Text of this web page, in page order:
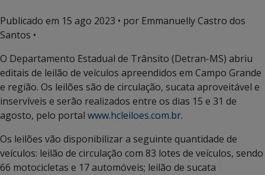
Publicado em 15 ago 2023 • por Emmanuelly Castro dos
Santos •
O Departamento Estadual de Trânsito (Detran-MS) abriu
editais de leilão de veículos apreendidos em Campo Grande
e região. Os leilões são de circulação, sucata aproveitável e
inservíveis e serão realizados entre os dias 15 e 31 de
agosto, pelo portal www.hcleiloes.com.br.
Os leilões vão disponibilizar a seguinte quantidade de
veículos: leilão de circulação com 83 lotes de veículos, sendo
66 motocicletas e 17 automóveis; leilão de sucata